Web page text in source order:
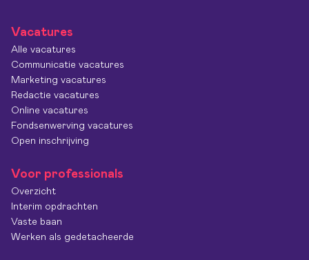
Vacatures
Alle vacatures
Communicatie vacatures
Marketing vacatures
Redactie vacatures
Online vacatures
Fondsenwerving vacatures
Open inschrijving
Voor professionals
Overzicht
Interim opdrachten
Vaste baan
Werken als gedetacheerde